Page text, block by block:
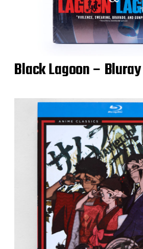
Black Lagoon – Bluray